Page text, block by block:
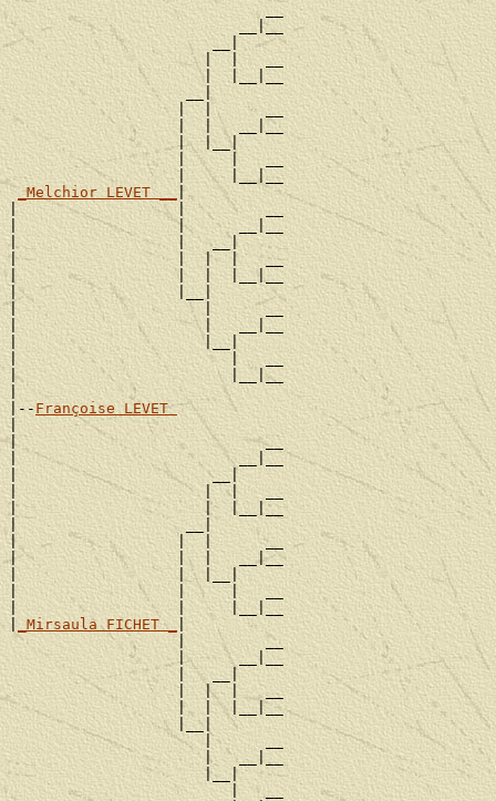
                             __
                          __|__
                       __|
                      |  |   __
                      |  |__|__
                    __|
                   |  |      __
                   |  |   __|__
                   |  |__|
                   |     |   __
                   |     |__|__
_Melchior LEVET __ |
|                  |         __
|                  |      __|__
|                  |   __|
|                  |  |  |   __
|                  |  |  |__|__
|                  |__|
|                     |      __
|                     |   __|__
|                     |__|
|                        |   __
|                        |__|__
|-- Françoise LEVET
|
|                            __
|                         __|__
|                      __|
|                     |  |   __
|                     |  |__|__
|                   __|
|                  |  |      __
|                  |  |   __|__
|                  |  |__|
|                  |     |   __
|                  |     |__|__
_Mirsaula FICHET _ |
                   |         __
                   |      __|__
                   |   __|
                   |  |  |   __
                   |  |  |__|__
                   |__|
                      |      __
                      |   __|__
                      |__|
                         |   __